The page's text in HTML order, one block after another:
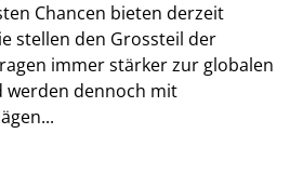
Chancen bieten derzeit
stellen den Grossteil der
immer stärker zur globalen
werden dennoch mit